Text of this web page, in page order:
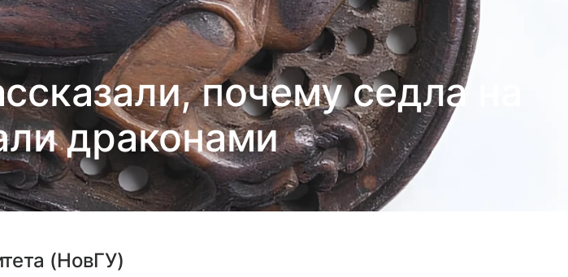
почему седла на
драконами
(НовГУ)